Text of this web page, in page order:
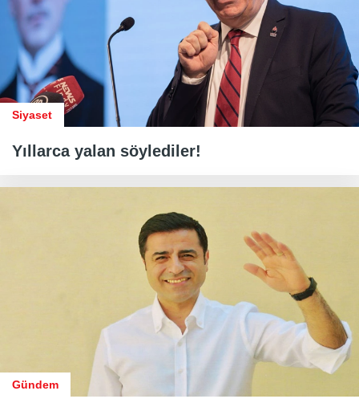
Siyaset
Yıllarca yalan söylediler!
Gündem